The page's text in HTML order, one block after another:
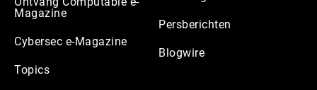
Magazine
Cybersec e-Magazine
Topics
Persberichten
Blogwire